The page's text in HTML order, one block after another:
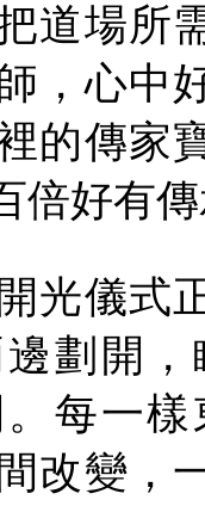
道場所
，心中
的傳家
倍好有
光儀式
劃開
每一
改變，